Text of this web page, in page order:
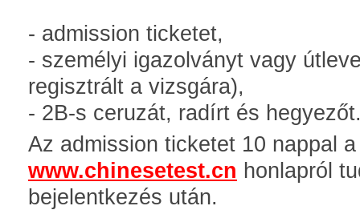
- admission ticketet,
- személyi igazolványt vagy
regisztrált a vizsgára),
- 2B-s ceruzát, radírt és
Az admission ticketet 10 nappal
www.chinesetest.cn honlapról
bejelentkezés után.